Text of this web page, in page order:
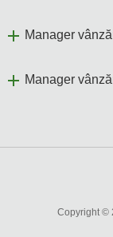
Manager
Manager
Copyright ©